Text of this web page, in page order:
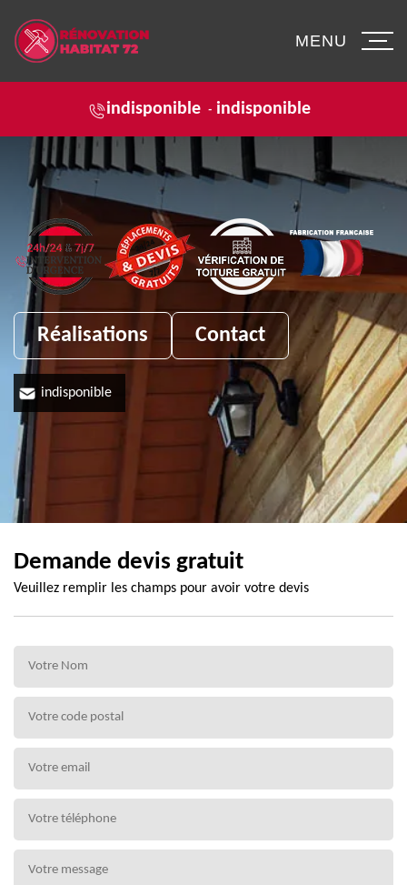
indisponible - indisponible
MENU
Réalisations Contact
indisponible
Demande devis gratuit
Veuillez remplir les champs pour avoir votre devis